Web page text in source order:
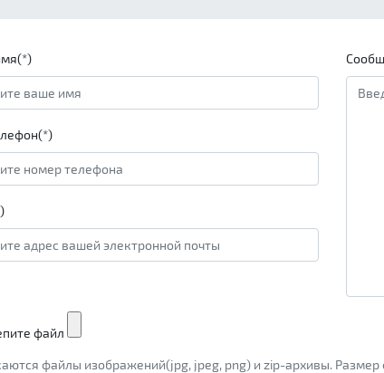
файл
файлы изображений(jpg, jpeg, png) и zip-архивы.